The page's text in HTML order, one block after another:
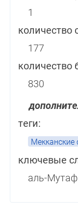
1
количество
177
количество
830
теги:
Мекканские
ключевые
аль-